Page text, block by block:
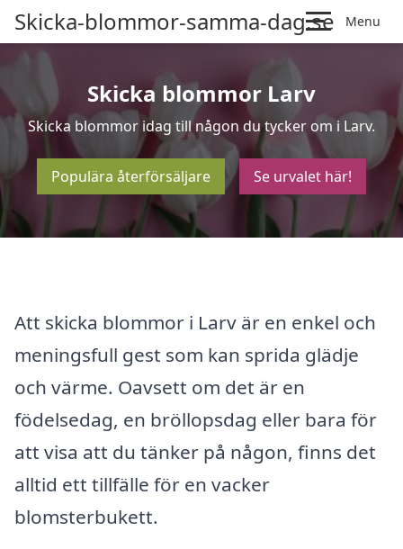
Skicka-blommor-samma-dag.se Menu
Skicka blommor Larv
Skicka blommor idag till någon du tycker om i Larv.
Populära återförsäljare Se urvalet här!
Att skicka blommor i Larv är en enkel och
meningsfull gest som kan sprida glädje
och värme. Oavsett om det är en
födelsedag, en bröllopsdag eller bara för
att visa att du tänker på någon, finns det
alltid ett tillfälle för en vacker
blomsterbukett.